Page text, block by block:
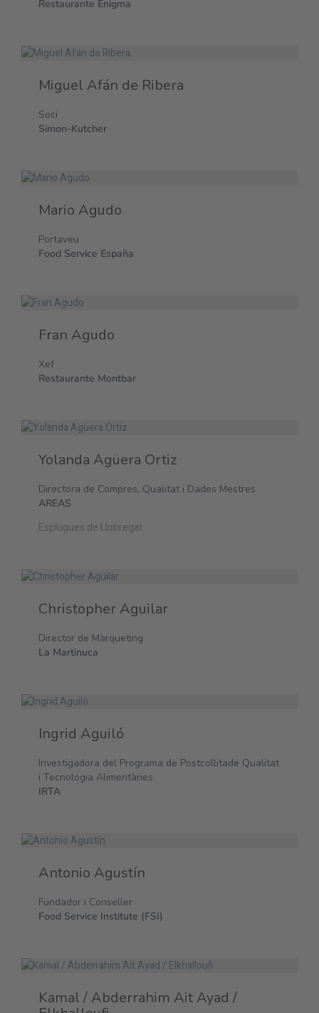
Restaurante Enigma
Miguel Afán de Ribera
Soci
Simon-Kutcher
Mario Agudo
Portaveu
Food Service España
Fran Agudo
Xef
Restaurante Montbar
Yolanda Agüera Ortiz
Directora de Compres, Qualitat i Dades Mestres
AREAS
Esplugues de Llobregat
Christopher Aguilar
Director de Màrqueting
La Martinuca
Ingrid Aguiló
Investigadora del Programa de Postcollitade Qualitat
i Tecnologia Alimentàries
IRTA
Antonio Agustín
Fundador i Conseller
Food Service Institute (FSI)
Kamal / Abderrahim Ait Ayad /